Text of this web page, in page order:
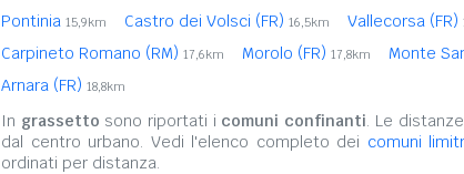
Pontinia 15,9km Castro dei Volsci (FR) 16,5km Vallecorsa (FR)
Carpineto Romano (RM) 17,6km Morolo (FR) 17,8km Monte
Arnara (FR) 18,8km
In grassetto sono riportati i comuni confinanti. Le
dal centro urbano. Vedi l'elenco completo dei comuni
ordinati per distanza.